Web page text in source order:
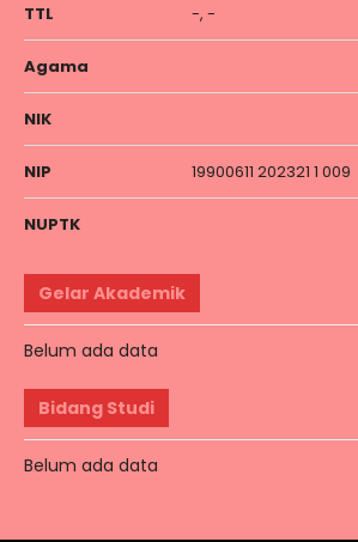
TTL -, -
Agama
NIK
NIP 19900611 202321 1 009
NUPTK
Gelar Akademik
Belum ada data
Bidang Studi
Belum ada data